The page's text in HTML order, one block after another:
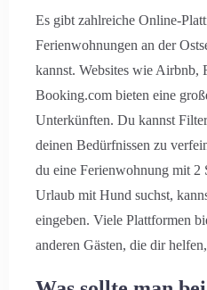
Es gibt zahlreiche Online-
Ferienwohnungen an der
kannst. Websites wie Airbnb,
Booking.com bieten eine
Unterkünften. Du kannst
deinen Bedürfnissen zu
du eine Ferienwohnung mit 2
Urlaub mit Hund suchst,
eingeben. Viele Plattformen
anderen Gästen, die dir